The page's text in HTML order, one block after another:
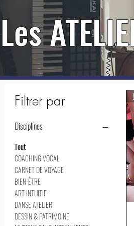
Les
Filtrer par
Disciplines
Tout
COACHING VOCAL
CARNET DE VOYAGE
BIEN-ÊTRE
ART INTUITIF
DANSE ATELIER
DESSIN & PATRIMOINE